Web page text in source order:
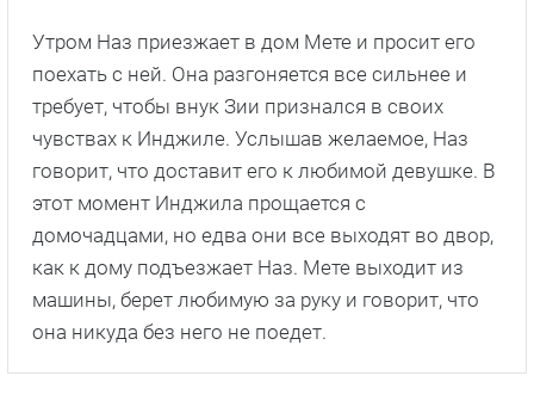
Утром Наз приезжает в дом Мете и просит его
поехать с ней. Она разгоняется все сильнее и
требует, чтобы внук Зии признался в своих
чувствах к Инджиле. Услышав желаемое, Наз
говорит, что доставит его к любимой девушке. В
этот момент Инджила прощается с
домочадцами, но едва они все выходят во двор,
как к дому подъезжает Наз. Мете выходит из
машины, берет любимую за руку и говорит, что
она никуда без него не поедет.